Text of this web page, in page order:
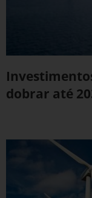
dobrar até